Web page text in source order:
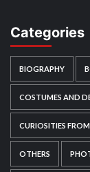
Categories
BIOGRAPHY
COSTUMES AND
CURIOSITIES
OTHERS